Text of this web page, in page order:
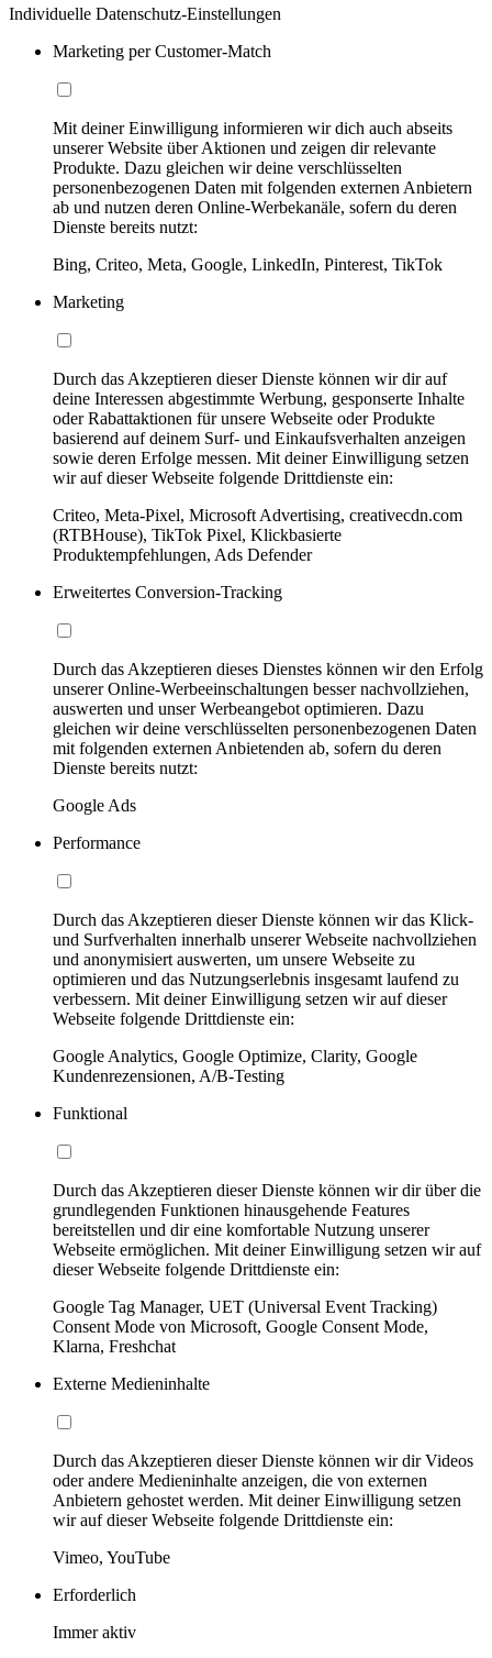
Individuelle Datenschutz-Einstellungen
Marketing per Customer-Match
Mit deiner Einwilligung informieren wir dich auch abseits
unserer Website über Aktionen und zeigen dir relevante
Produkte. Dazu gleichen wir deine verschlüsselten
personenbezogenen Daten mit folgenden externen Anbietern
ab und nutzen deren Online-Werbekanäle, sofern du deren
Dienste bereits nutzt:
Bing, Criteo, Meta, Google, LinkedIn, Pinterest, TikTok
Marketing
Durch das Akzeptieren dieser Dienste können wir dir auf
deine Interessen abgestimmte Werbung, gesponserte Inhalte
oder Rabattaktionen für unsere Webseite oder Produkte
basierend auf deinem Surf- und Einkaufsverhalten anzeigen
sowie deren Erfolge messen. Mit deiner Einwilligung setzen
wir auf dieser Webseite folgende Drittdienste ein:
Criteo, Meta-Pixel, Microsoft Advertising, creativecdn.com
(RTBHouse), TikTok Pixel, Klickbasierte
Produktempfehlungen, Ads Defender
Erweitertes Conversion-Tracking
Durch das Akzeptieren dieses Dienstes können wir den Erfolg
unserer Online-Werbeeinschaltungen besser nachvollziehen,
auswerten und unser Werbeangebot optimieren. Dazu
gleichen wir deine verschlüsselten personenbezogenen Daten
mit folgenden externen Anbietenden ab, sofern du deren
Dienste bereits nutzt:
Google Ads
Performance
Durch das Akzeptieren dieser Dienste können wir das Klick-
und Surfverhalten innerhalb unserer Webseite nachvollziehen
und anonymisiert auswerten, um unsere Webseite zu
optimieren und das Nutzungserlebnis insgesamt laufend zu
verbessern. Mit deiner Einwilligung setzen wir auf dieser
Webseite folgende Drittdienste ein:
Google Analytics, Google Optimize, Clarity, Google
Kundenrezensionen, A/B-Testing
Funktional
Durch das Akzeptieren dieser Dienste können wir dir über die
grundlegenden Funktionen hinausgehende Features
bereitstellen und dir eine komfortable Nutzung unserer
Webseite ermöglichen. Mit deiner Einwilligung setzen wir auf
dieser Webseite folgende Drittdienste ein:
Google Tag Manager, UET (Universal Event Tracking)
Consent Mode von Microsoft, Google Consent Mode,
Klarna, Freshchat
Externe Medieninhalte
Durch das Akzeptieren dieser Dienste können wir dir Videos
oder andere Medieninhalte anzeigen, die von externen
Anbietern gehostet werden. Mit deiner Einwilligung setzen
wir auf dieser Webseite folgende Drittdienste ein:
Vimeo, YouTube
Erforderlich
Immer aktiv